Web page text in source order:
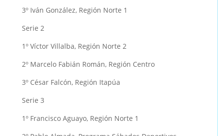
3º Iván González, Región Norte 1
Serie 2
1º Víctor Villalba, Región Norte 2
2º Marcelo Fabián Román, Región Centro
3º César Falcón, Región Itapúa
Serie 3
1º Francisco Aguayo, Región Norte 1